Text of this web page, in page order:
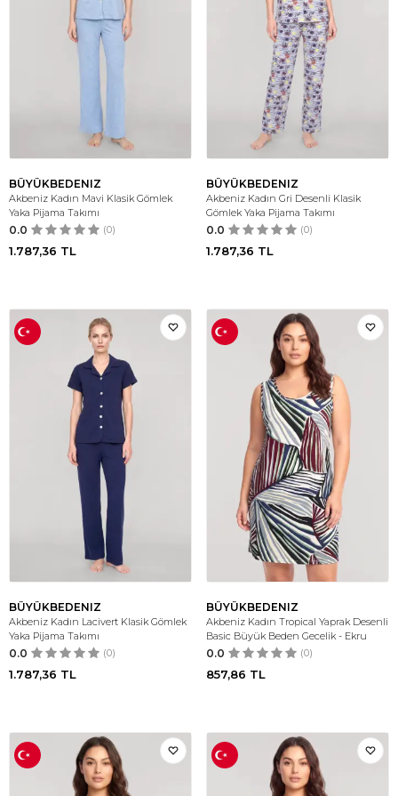
BÜYÜKBEDENIZ
Akbeniz Kadın Mavi Klasik Gömlek
Yaka Pijama Takımı
0.0 (0)
1.787,36 TL
BÜYÜKBEDENIZ
Akbeniz Kadın Gri Desenli Klasik
Gömlek Yaka Pijama Takımı
0.0 (0)
1.787,36 TL
BÜYÜKBEDENIZ
Akbeniz Kadın Lacivert Klasik Gömlek
Yaka Pijama Takımı
0.0 (0)
1.787,36 TL
BÜYÜKBEDENIZ
Akbeniz Kadın Tropical Yaprak Desenli
Basic Büyük Beden Gecelik - Ekru
0.0 (0)
857,86 TL